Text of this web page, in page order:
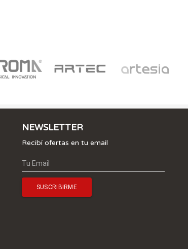
NEWSLETTER
Recibí ofertas en tu email